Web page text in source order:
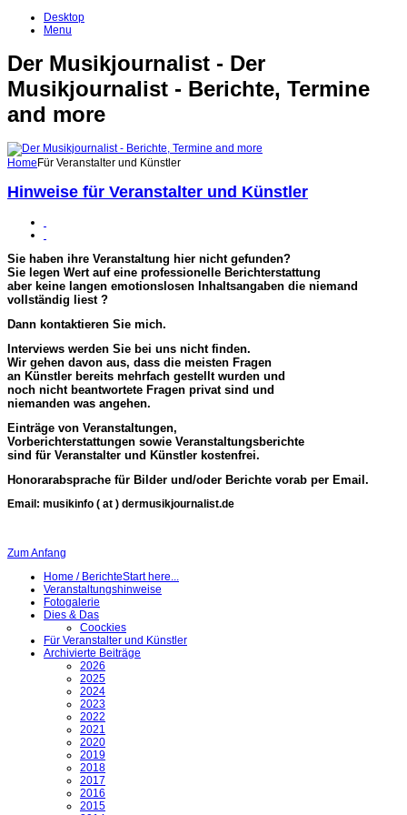
Desktop
Menu
Der Musikjournalist - Der
Musikjournalist - Berichte, Termine
and more
Home Für Veranstalter und Künstler
Hinweise für Veranstalter und Künstler
Sie haben ihre Veranstaltung hier nicht gefunden?
Sie legen Wert auf eine professionelle Berichterstattung
aber keine langen emotionslosen Inhaltsangaben die niemand
vollständig liest ?
Dann kontaktieren Sie mich.
Interviews werden Sie bei uns nicht finden.
Wir gehen davon aus, dass die meisten Fragen
an Künstler bereits mehrfach gestellt wurden und
noch nicht beantwortete Fragen privat sind und
niemanden was angehen.
Einträge von Veranstaltungen,
Vorberichterstattungen sowie Veranstaltungsberichte
sind für Veranstalter und Künstler kostenfrei.
Honorarabsprache für Bilder und/oder Berichte vorab per Email.
Email: musikinfo ( at ) dermusikjournalist.de
Zum Anfang
Home / BerichteStart here...
Veranstaltungshinweise
Fotogalerie
Dies & Das
Coockies
Für Veranstalter und Künstler
Archivierte Beiträge
2026
2025
2024
2023
2022
2021
2020
2019
2018
2017
2016
2015